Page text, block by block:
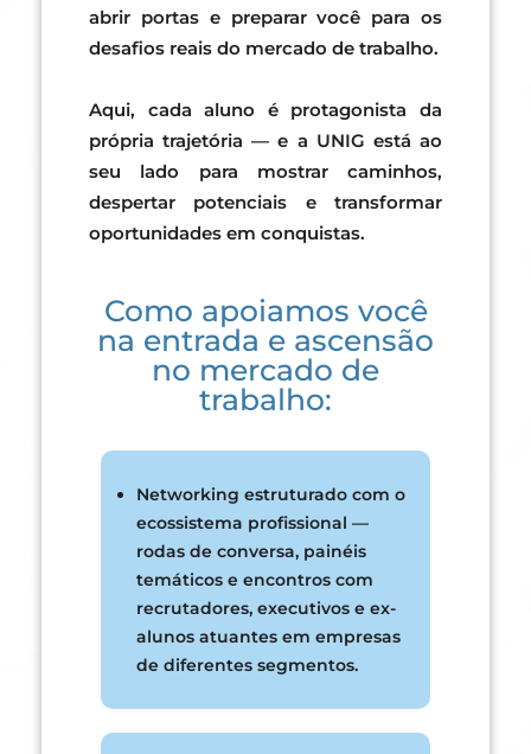
abrir portas e preparar você para os
desafios reais do mercado de trabalho.
Aqui, cada aluno é protagonista da
própria trajetória — e a UNIG está ao
seu lado para mostrar caminhos,
despertar potenciais e transformar
oportunidades em conquistas.
Como apoiamos você
na entrada e ascensão
no mercado de
trabalho:
Networking estruturado com o
ecossistema profissional —
rodas de conversa, painéis
temáticos e encontros com
recrutadores, executivos e ex-
alunos atuantes em empresas
de diferentes segmentos.